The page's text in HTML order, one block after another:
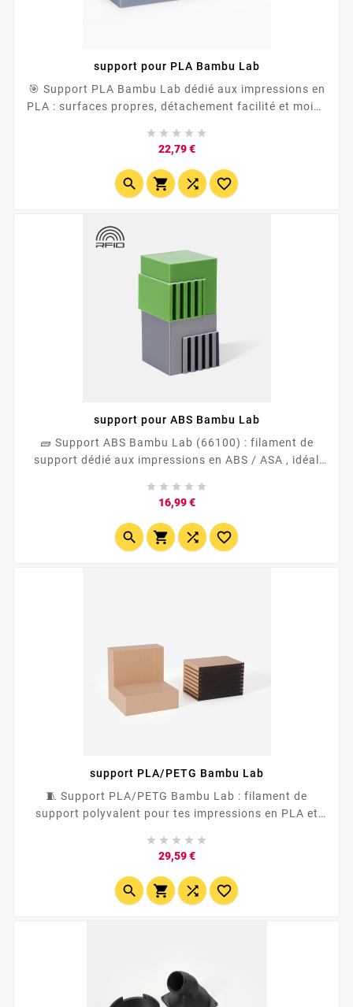
support pour PLA Bambu Lab
🎯 Support PLA Bambu Lab dédié aux impressions en
PLA : surfaces propres, détachement facilité et moins
pièces techniques et assemblages précis ✅ Conçu
    
22,79 €Prix
   
support pour ABS Bambu Lab
🧱 Support ABS Bambu Lab (66100) : filament de
support dédié aux impressions en ABS / ASA , idéal
✅ Réduit le warping et améliore le maintien des
surplombs ✅ Interface de support plus propre et
plus...
    
16,99 €Prix
   
support PLA/PETG Bambu Lab
🧵 Support PLA/PETG Bambu Lab : filament de
support polyvalent pour tes impressions en PLA et
les marques ✅ Compatible avec filament PLA Bambu
Lab et la...
    
29,59 €Prix
   